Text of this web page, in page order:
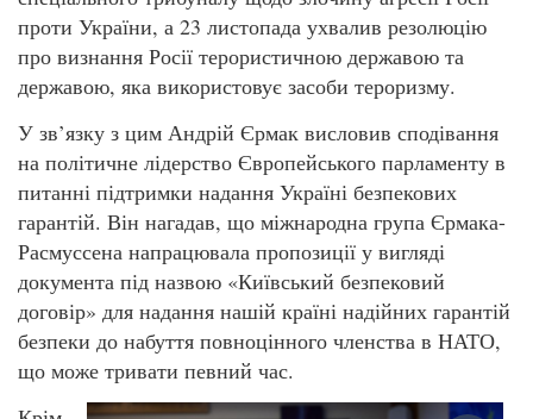
проти України, а 23 листопада ухвалив резолюцію
про визнання Росії терористичною державою та
державою, яка використовує засоби тероризму.
У зв’язку з цим Андрій Єрмак висловив сподівання
на політичне лідерство Європейського парламенту в
питанні підтримки надання Україні безпекових
гарантій. Він нагадав, що міжнародна група Єрмака-
Расмуссена напрацювала пропозиції у вигляді
документа під назвою «Київський безпековий
договір» для надання нашій країні надійних гарантій
безпеки до набуття повноцінного членства в НАТО,
що може тривати певний час.